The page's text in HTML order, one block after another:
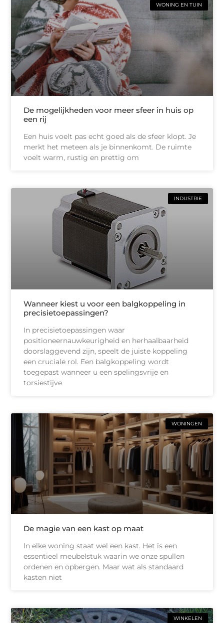
WONING EN TUIN
De mogelijkheden voor meer sfeer in huis op
een rij
Een huis voelt pas echt goed als de sfeer klopt. Je
merkt het meteen als je binnenkomt. De ruimte
voelt warm, rustig en prettig om
INDUSTRIE
Wanneer kiest u voor een balgkoppeling in
precisietoepassingen?
In precisietoepassingen waar
positioneernauwkeurigheid en herhaalbaarheid
doorslaggevend zijn, speelt de juiste koppeling
een cruciale rol. Een balgkoppeling wordt
toegepast wanneer u een spelingsvrije en
torsiestijve
WONINGEN
De magie van een kast op maat
In elke woning staat wel een kast. Het is een
essentieel meubelstuk waarin we onze spullen
ordenen en opbergen. Maar wat als standaard
kasten niet
WINKELEN